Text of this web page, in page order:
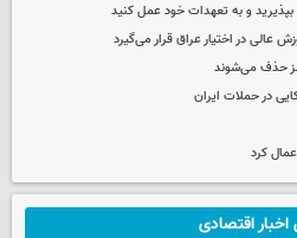
بپذیرید و به تعهدات خود عمل کنید
عالی در اختیار عراق قرار می‌گیرد
حذف می‌شوند
کرد
اخبار اقتصادی